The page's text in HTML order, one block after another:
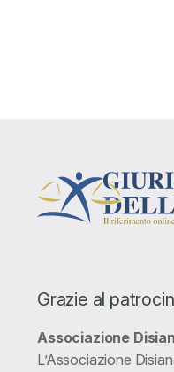
Grazie al
Associazione
L’Associazione